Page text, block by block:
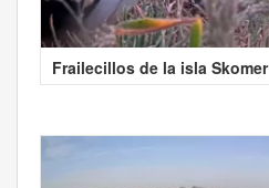
Frailecillos de la isla Skomer